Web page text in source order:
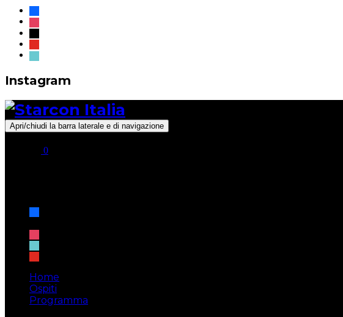
facebook
instagram
x
youtube
tiktok
Instagram
Apri/chiudi la barra laterale e di navigazione
0
facebook
instagram
tiktok
youtube
Home
Ospiti
Programma